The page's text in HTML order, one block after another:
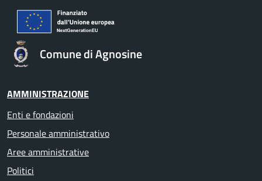
Comune di Agnosine
AMMINISTRAZIONE
Enti e fondazioni
Personale amministrativo
Aree amministrative
Politici